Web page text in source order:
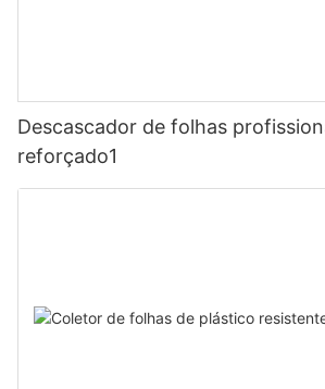
Descascador de folhas
reforçado1